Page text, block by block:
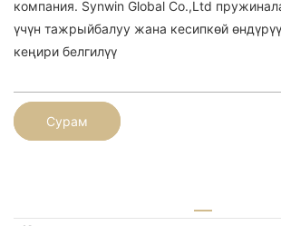
компания. Synwin Global Co.,Ltd
үчүн тажрыйбалуу жана кесипкөй
кеңири белгилүү
Сурам